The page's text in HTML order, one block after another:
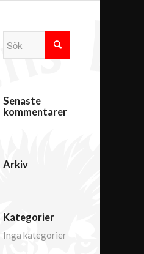
Senaste
kommentarer
Arkiv
Kategorier
Inga kategorier